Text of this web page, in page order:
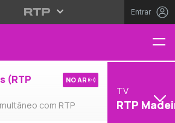
Entrar
(RTP
com RTP
NO AR
TV
RTP